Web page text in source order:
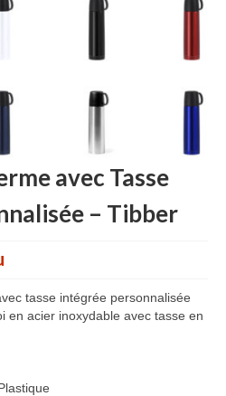
Power bank
Notes
avec Tasse
– Tibber
tasse intégrée personnalisée
en acier inoxydable avec tasse en